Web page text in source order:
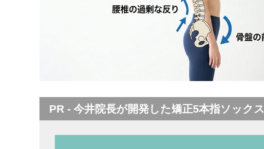
PR - 今井院長が開発した矯正5本指ソックス